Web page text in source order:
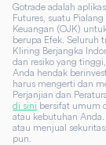
Gotrade adalah
Futures, suatu
Keuangan (OJK)
berupa Efek. Seluruh
Kliring Berjangka
dan resiko yang
Anda hendak
harus mengerti dan
Perjanjian dan
di sini bersifat umum
atau kebutuhan
atau menjual
pun.